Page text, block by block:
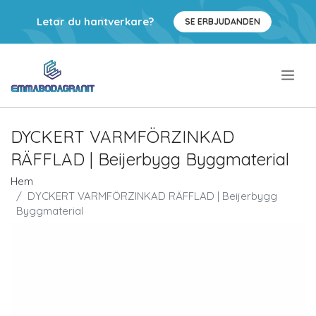
Letar du hantverkare? SE ERBJUDANDEN
DYCKERT VARMFÖRZINKAD
RÄFFLAD | Beijerbygg Byggmaterial
Hem
DYCKERT VARMFÖRZINKAD RÄFFLAD | Beijerbygg
Byggmaterial